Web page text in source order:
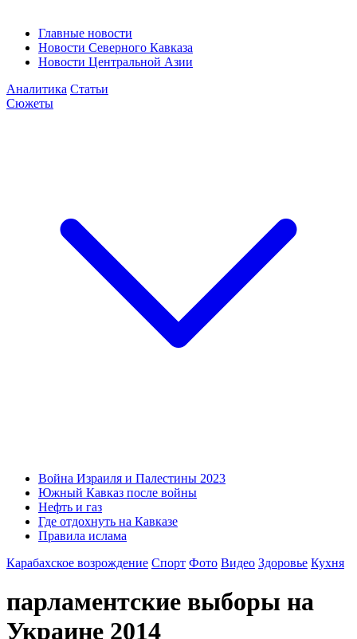
Главные новости
Новости Северного Кавказа
Новости Центральной Азии
Аналитика Статьи
Сюжеты
Война Израиля и Палестины 2023
Южный Кавказ после войны
Нефть и газ
Где отдохнуть на Кавказе
Правила ислама
Карабахское возрождение Спорт Фото Видео Здоровье Кухня
парламентские выборы на
Украине 2014